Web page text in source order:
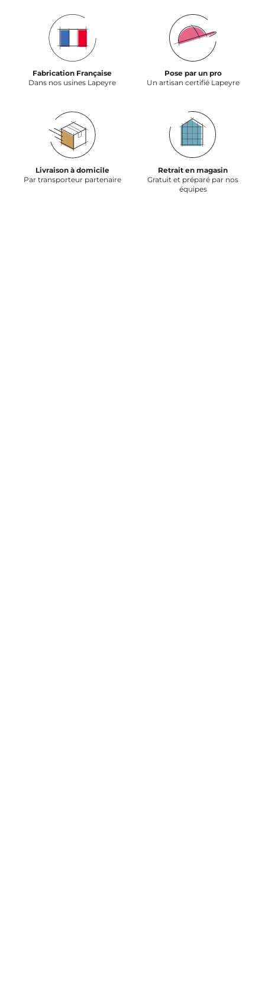
Fabrication Française
Dans nos usines Lapeyre
Pose par un pro
Un artisan certifié Lapeyre
Livraison à domicile
Par transporteur partenaire
Retrait en magasin
Gratuit et préparé par nos
équipes